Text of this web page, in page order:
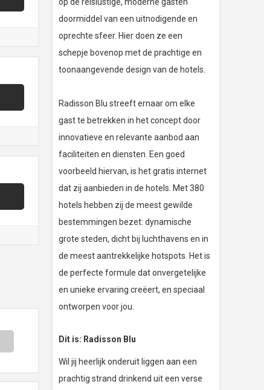
op de reislustige, moderne gasten
doormiddel van een uitnodigende en
oprechte sfeer. Hier doen ze een
schepje bovenop met de prachtige en
toonaangevende design van de hotels.
Radisson Blu streeft ernaar om elke
gast te betrekken in het concept door
innovatieve en relevante aanbod aan
faciliteiten en diensten. Een goed
voorbeeld hiervan, is het gratis internet
dat zij aanbieden in de hotels. Met 380
hotels hebben zij de meest gewilde
bestemmingen bezet: dynamische
grote steden, dicht bij luchthavens en in
de meest aantrekkelijke hotspots. Het is
de perfecte formule dat onvergetelijke
en unieke ervaring creëert, en speciaal
ontworpen voor jou.
Dit is: Radisson Blu
Wil jij heerlijk onderuit liggen aan een
prachtig strand drinkend uit een verse